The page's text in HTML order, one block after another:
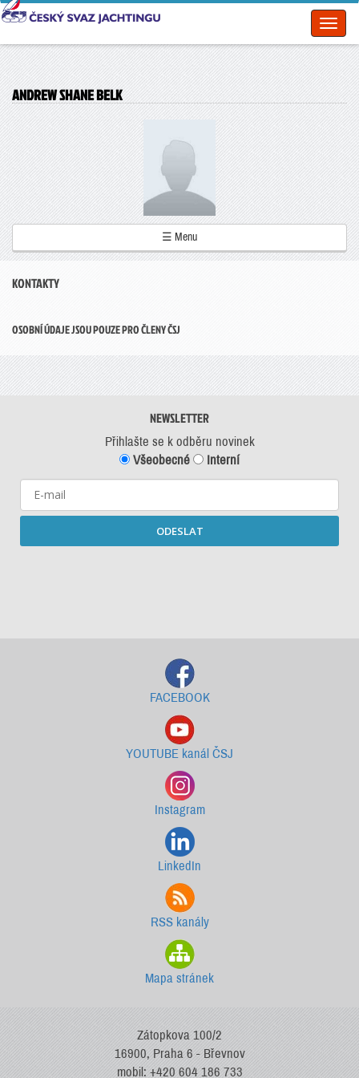
ANDREW SHANE BELK
☰ Menu
KONTAKTY
OSOBNÍ ÚDAJE JSOU POUZE PRO ČLENY ČSJ
NEWSLETTER
Přihlašte se k odběru novinek
Všeobecné
Interní
ODESLAT
FACEBOOK
YOUTUBE kanál ČSJ
Instagram
LinkedIn
RSS kanály
Mapa stránek
Zátopkova 100/2
16900, Praha 6 - Břevnov
mobil: +420 604 186 733